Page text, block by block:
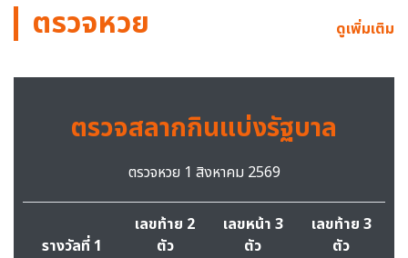
ตรวจหวย ดูเพิ่มเติม
ตรวจสลากกินแบ่งรัฐบาล
ตรวจหวย 1 สิงหาคม 2569
รางวัลที่ 1
เลขท้าย 2
ตัว
เลขหน้า 3
ตัว
เลขท้าย 3
ตัว